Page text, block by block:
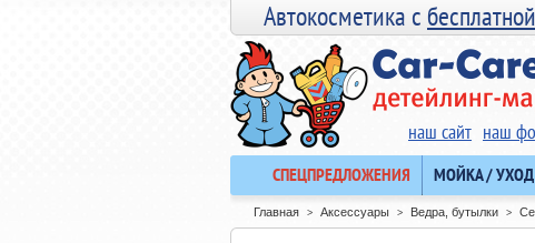
Автокосметика с
наш сайт наш
СПЕЦПРЕДЛОЖЕНИЯ МОЙКА / УХОД
Главная > Аксессуары > Ведра, бутылки >